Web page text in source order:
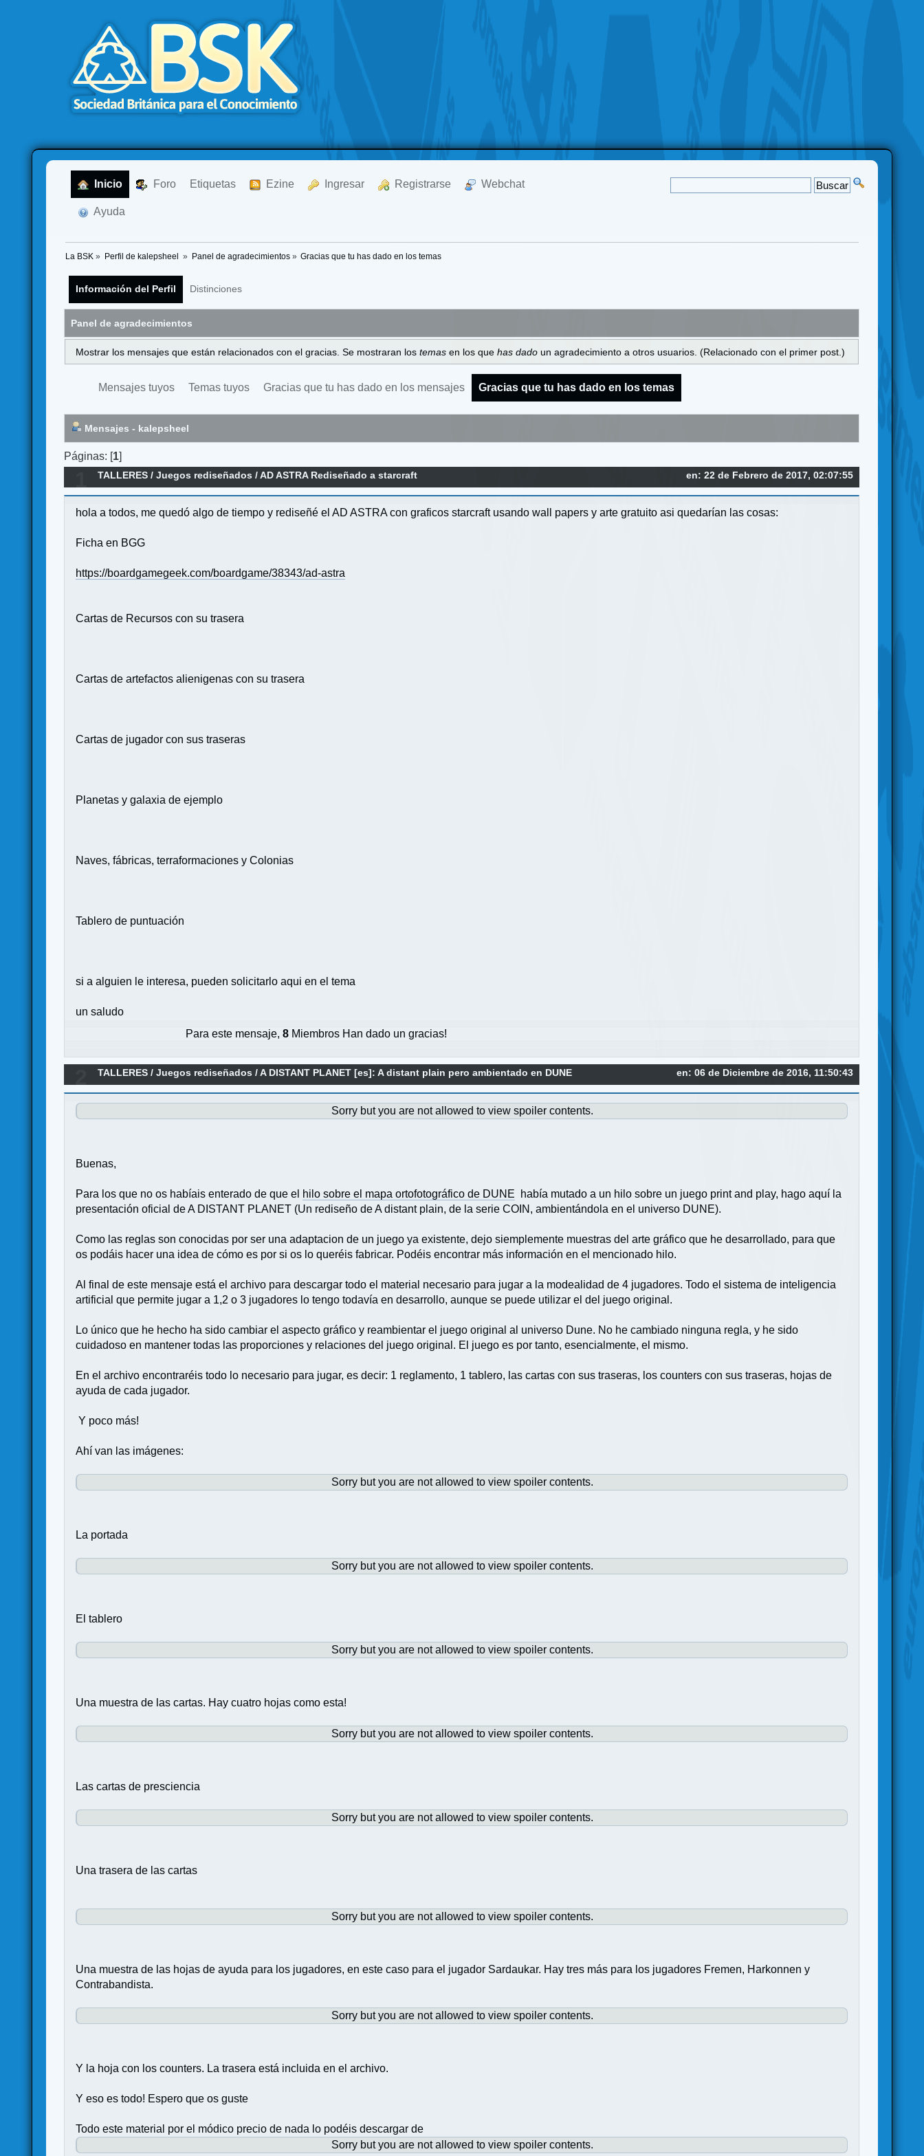
Inicio Foro Etiquetas Ezine Ingresar Registrarse Webchat
Ayuda
La BSK » Perfil de kalepsheel » Panel de agradecimientos» Gracias que tu has dado en los temas
Información del Perfil Distinciones
Panel de agradecimientos
Mostrar los mensajes que están relacionados con el gracias. Se mostraran los temas en los que has dado un agradecimiento a otros usuarios. (Relacionado con el primer post.)
Mensajes tuyos Temas tuyos Gracias que tu has dado en los mensajes Gracias que tu has dado en los temas
Mensajes - kalepsheel
Páginas: [1]
en: 22 de Febrero de 2017, 02:07:55
TALLERES /Juegos rediseñados /AD ASTRA Rediseñado a starcraft
hola a todos, me quedó algo de tiempo y rediseñé el AD ASTRA con graficos starcraft usando wall papers y arte gratuito asi quedarían las cosas:
Ficha en BGG
https://boardgamegeek.com/boardgame/38343/ad-astra
Cartas de Recursos con su trasera
Cartas de artefactos alienigenas con su trasera
Cartas de jugador con sus traseras
Planetas y galaxia de ejemplo
Naves, fábricas, terraformaciones y Colonias
Tablero de puntuación
si a alguien le interesa, pueden solicitarlo aqui en el tema
un saludo
Para este mensaje,8 Miembros Han dado un gracias!
en: 06 de Diciembre de 2016, 11:50:43
TALLERES /Juegos rediseñados /A DISTANT PLANET [es]: A distant plain pero ambientado en DUNE
Sorry but you are not allowed to view spoiler contents.
Buenas,
Para los que no os habíais enterado de que el hilo sobre el mapa ortofotográfico de DUNE había mutado a un hilo sobre un juego print and play, hago aquí la
presentación oficial de A DISTANT PLANET (Un rediseño de A distant plain, de la serie COIN, ambientándola en el universo DUNE).
Como las reglas son conocidas por ser una adaptacion de un juego ya existente, dejo siemplemente muestras del arte gráfico que he desarrollado, para que
os podáis hacer una idea de cómo es por si os lo queréis fabricar. Podéis encontrar más información en el mencionado hilo.
Al final de este mensaje está el archivo para descargar todo el material necesario para jugar a la modealidad de 4 jugadores. Todo el sistema de inteligencia
artificial que permite jugar a 1,2 o 3 jugadores lo tengo todavía en desarrollo, aunque se puede utilizar el del juego original.
Lo único que he hecho ha sido cambiar el aspecto gráfico y reambientar el juego original al universo Dune. No he cambiado ninguna regla, y he sido
cuidadoso en mantener todas las proporciones y relaciones del juego original. El juego es por tanto, esencialmente, el mismo.
En el archivo encontraréis todo lo necesario para jugar, es decir: 1 reglamento, 1 tablero, las cartas con sus traseras, los counters con sus traseras, hojas de
ayuda de cada jugador.
Y poco más!
Ahí van las imágenes:
Sorry but you are not allowed to view spoiler contents.
La portada
Sorry but you are not allowed to view spoiler contents.
El tablero
Sorry but you are not allowed to view spoiler contents.
Una muestra de las cartas. Hay cuatro hojas como esta!
Sorry but you are not allowed to view spoiler contents.
Las cartas de presciencia
Sorry but you are not allowed to view spoiler contents.
Una trasera de las cartas
Sorry but you are not allowed to view spoiler contents.
Una muestra de las hojas de ayuda para los jugadores, en este caso para el jugador Sardaukar. Hay tres más para los jugadores Fremen, Harkonnen y
Contrabandista.
Sorry but you are not allowed to view spoiler contents.
Y la hoja con los counters. La trasera está incluida en el archivo.
Y eso es todo! Espero que os guste
Todo este material por el módico precio de nada lo podéis descargar de
Sorry but you are not allowed to view spoiler contents.